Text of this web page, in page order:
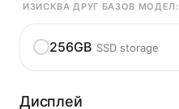
ИЗИСКВА ДРУГ БАЗОВ МОДЕЛ:
256GB SSD storage
Дисплей